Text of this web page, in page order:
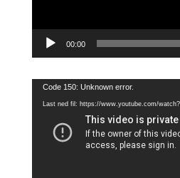
00:00
Videoavspiller
Code 150: Unknown error.
Last ned fil: https://www.youtube.com/